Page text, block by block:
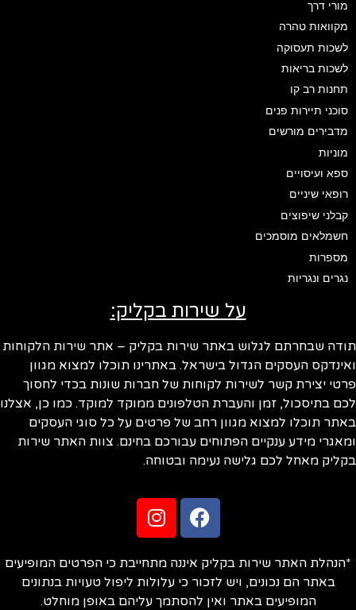
מורי דרך
מקוואות טהרה
לשכות תעסוקה
לשכות בריאות
תחנות רב קו
סוכני תיירות פנים
מדבירים מורשים
מוניות
ספא ועיסויים
רופאי שיניים
קבלני שיפוצים
חשמלאים מוסמכים
מספרות
נגרים ונגריות
על שירות בקליק:
שבחרתם לגלוש באתר שירות בקליק – אתר שירות הלקוחות
העסקים הגדול בישראל. באתרינו תוכלו למצוא מגוון
יצירת קשר לשירות לקוחות של חברות שונות בכדי לחסוך
בתיסכול, זמן והעברת הטלפונים ממוקד למוקד. כמו כן, אצלנו
תוכלו למצוא מגוון רחב של פרטים על כל סוגי העסקים
מידע ענקיים הפתוחים עבורכם בחינם. צוות האתר שירות
מאחל לכם גלישה נעימה ובטוחה.
האתר שירות בקליק איננה מתחייבת כי הפרטים המופיעים
באתר הם נכונים, ויש לזכור כי עלולות ליפול טעויות בנתונים
המופיעים באתר ואין להסתמך עליהם באופן מוחלט.